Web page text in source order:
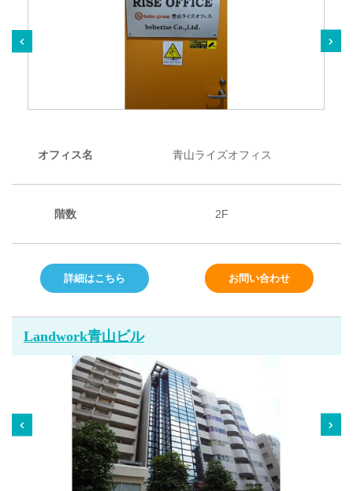
オフィス名 青山ライズオフィス
階数 2F
詳細はこちら お問い合わせ
Landwork青山ビル